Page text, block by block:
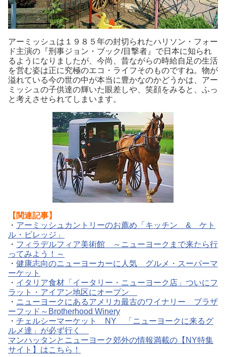
アーミッシュは１９８５年の封切られたハリソン・フォー
ド主演の『刑事ジョン・ブック/目撃者』で日本に知られ
るようになりましたが、今尚、昔ながらの時給自足の生活
を営む姿は正に究極のエコ・ライフそのものですね。物が
溢れている今の世の中が本当に豊かなのかどうかは、アー
ミッシュの子供達の輝いた眼差しや、笑顔をみると、ふっ
と考えさせられてしまいます。
【関連記事】
・ アーミッシュカントリーのお薦め「キッチン & ケト
ル・ビレッジ」
・ フィラデルフィア美術館 ～ニューヨークまで来たら行
ってみよう！～
・ 健康志向のニューヨーカーに人気 グルメ・スーパーマ
ーケット
・ イタリア食材「イータリー・ニューヨーク店」ついにフ
ラット・アイアン地区にオープン
・ ニューヨークにあるアメリカ最古のワイナリー ブラザ
ーフッド～Brotherhood Winery
・ チェルシーマーケット NY 「ニューヨークに来るグ
ルメ達」が必ず行く
マンハッタンとニューヨーク郊外の情報満載の【NY特集
サイト】はこちら！